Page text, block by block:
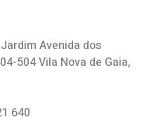
Avenida dos
504 Vila Nova de Gaia,
640